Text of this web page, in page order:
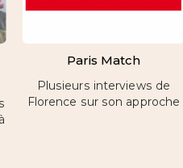
Paris Match
Plusieurs interviews de
Florence sur son approche